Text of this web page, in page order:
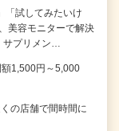
「試してみたいけ
美容モニターで解決
サプリメン…
1,500円～5,000
の店舗で間時間に